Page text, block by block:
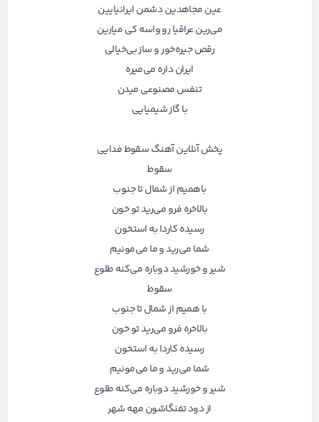
عین مجاهدین دشمن ایرانیایین
می‌رین عراقیا رو واسه کی میارین
رقص جیره‌خور و ساز بی‌خیالی
ایران داره می‌میره
تنفس مصنوعی میدن
با گاز شیمیایی
پخش آنلاین آهنگ سقوط فدایی
سقوط
باهمیم از شمال تا جنوب
بالاخره فرو می‌رید تو خون
رسیده کاردا به استخون
شما می‌رید و ما می‌مونیم
شیر و خورشید دوباره می‌کنه طلوع
سقوط
با همیم از شمال تا جنوب
بالاخره فرو می‌رید تو خون
رسیده کاردا به استخون
شما می‌رید و ما می‌مونیم
شیر و خورشید دوباره می‌کنه طلوع
از دود تفنگاشون مهه شهر